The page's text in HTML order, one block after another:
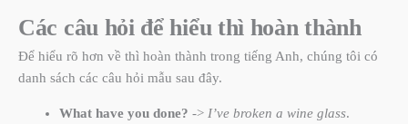
Các câu hỏi để hiểu thì hoàn thành
Để hiểu rõ hơn về thì hoàn thành trong tiếng Anh, chúng tôi có
danh sách các câu hỏi mẫu sau đây.
What have you done? -> I’ve broken a wine glass.